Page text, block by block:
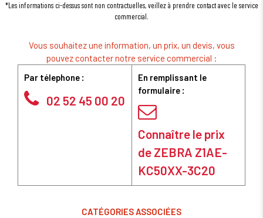
*Les informations ci-dessus sont non contractuelles, veillez à prendre contact avec le service
commercial.
Vous souhaitez une information, un prix, un devis, vous
pouvez contacter notre service commercial :
Par télephone :
02 52 45 00 20
En remplissant le
formulaire :
Connaître le prix
de ZEBRA Z1AE-
KC50XX-3C20
CATÉGORIES ASSOCIÉES